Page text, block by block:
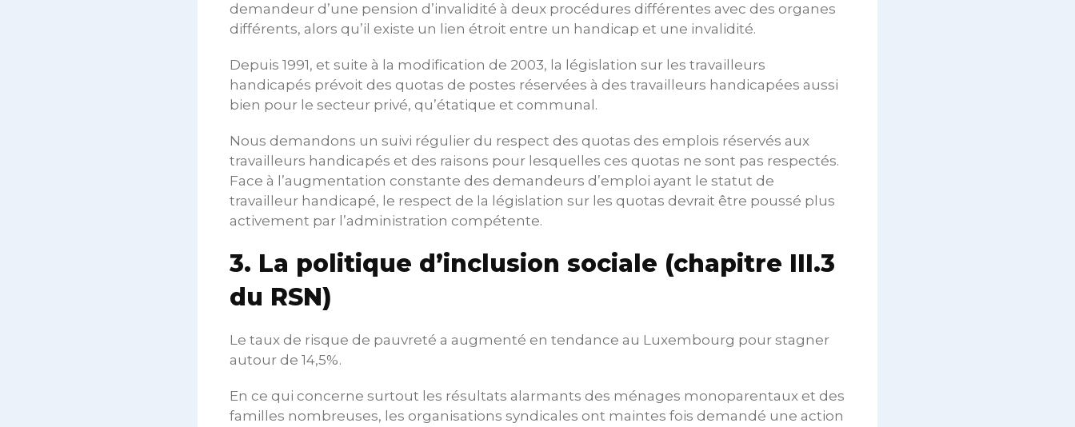
demandeur d’une pension d’invalidité à deux procédures différentes avec des organes
différents, alors qu’il existe un lien étroit entre un handicap et une invalidité.
Depuis 1991, et suite à la modification de 2003, la législation sur les travailleurs
handicapés prévoit des quotas de postes réservées à des travailleurs handicapées aussi
bien pour le secteur privé, qu’étatique et communal.
Nous demandons un suivi régulier du respect des quotas des emplois réservés aux
travailleurs handicapés et des raisons pour lesquelles ces quotas ne sont pas respectés.
Face à l’augmentation constante des demandeurs d’emploi ayant le statut de
travailleur handicapé, le respect de la législation sur les quotas devrait être poussé plus
activement par l’administration compétente.
3. La politique d’inclusion sociale (chapitre III.3
du RSN)
Le taux de risque de pauvreté a augmenté en tendance au Luxembourg pour stagner
autour de 14,5%.
En ce qui concerne surtout les résultats alarmants des ménages monoparentaux et des
familles nombreuses, les organisations syndicales ont maintes fois demandé une action